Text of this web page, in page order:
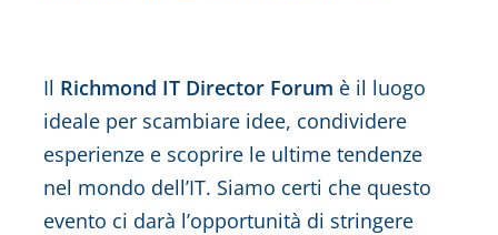
Il Richmond IT Director Forum è il luogo
ideale per scambiare idee, condividere
esperienze e scoprire le ultime tendenze
nel mondo dell’IT. Siamo certi che questo
evento ci darà l’opportunità di stringere